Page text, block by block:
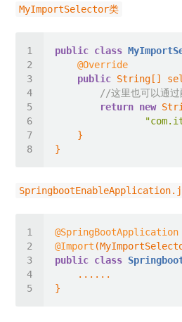
MyImportSelector类
public class
@Override
public
//这里也可以通
return new
@SpringBootApplication
@Import
public class